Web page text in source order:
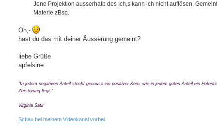
Jene Projektion ausserhalb des Ich,s kann ich nicht auflösen.
Materie zBsp.
Oh,-
hast du das mit deiner Äusserung gemeint?
liebe Grüße
apfelsine
"In jedem negativen Anteil steckt genauso ein positiver Kern, wie in jedem guten Anteil ein
Zerstörung liegt."
Virginia Satir
Schau bei meinem Videokanal vorbei